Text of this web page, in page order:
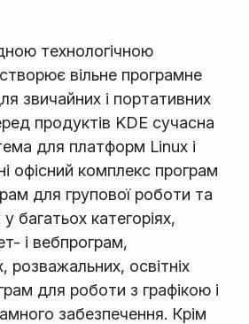
технологічною
вільне програмне
звичайних і портативних
продуктів KDE сучасна
для платформ Linux і
офісний комплекс програм
для групової роботи та
багатьох категоріях,
і вебпрограм,
розважальних, освітніх
для роботи з графікою і
забезпечення. Крім